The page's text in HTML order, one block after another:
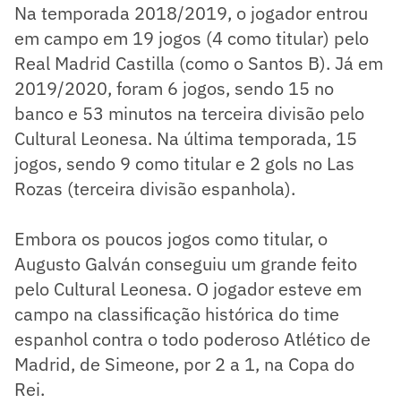
Na temporada 2018/2019, o jogador entrou
em campo em 19 jogos (4 como titular) pelo
Real Madrid Castilla (como o Santos B). Já em
2019/2020, foram 6 jogos, sendo 15 no
banco e 53 minutos na terceira divisão pelo
Cultural Leonesa. Na última temporada, 15
jogos, sendo 9 como titular e 2 gols no Las
Rozas (terceira divisão espanhola).
Embora os poucos jogos como titular, o
Augusto Galván conseguiu um grande feito
pelo Cultural Leonesa. O jogador esteve em
campo na classificação histórica do time
espanhol contra o todo poderoso Atlético de
Madrid, de Simeone, por 2 a 1, na Copa do
Rei.